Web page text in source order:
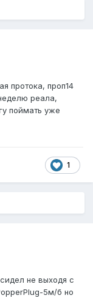
протока, проп14
реала,
поймать уже
1
не выходя с
5м/б но